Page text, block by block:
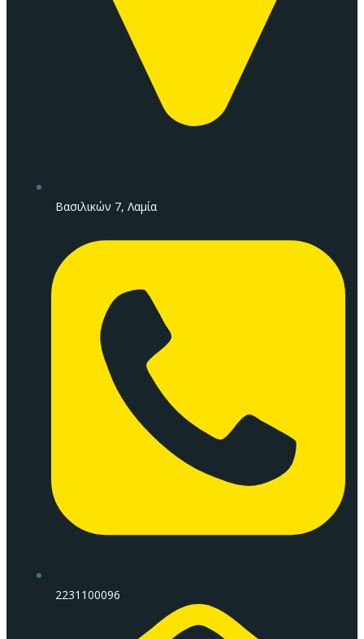
Βασιλικών 7, Λαμία
2231100096